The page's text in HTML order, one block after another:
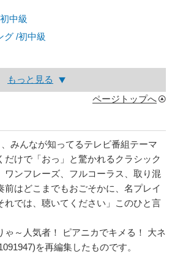
中級
グ /初中級
もっと見る
ページトップへ
みんなが知ってるテレビ番組テーマ
だけで「おっ」と驚かれるクラシック
ワンフレーズ、フルコーラス、取り混
前はどこまでもおごそかに、名プレイ
れでは、聴いてください」このひと言
～人気者！ ピアニカでキメる！ 大ネ
を再編集したものです。